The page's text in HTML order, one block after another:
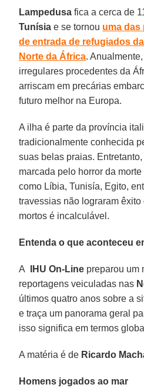
Lampedusa fica a cerca de
Tunísia e se tornou uma
de entrada de refugiados
Norte da África.
irregulares procedentes da
arriscam em precárias
futuro melhor na Europa.
A ilha é parte da província
tradicionalmente conhecida
suas belas praias.
marcada pelo horror da
como Líbia, Tunisía, Egito,
travessias não lograram
mortos é incalculável.
Entenda o que aconteceu
A IHU On-Line preparou um
reportagens veiculadas nas
últimos quatro anos sobre a
e traça um panorama geral
isso significa em termos
A matéria é de Ricardo
Homens jogados ao mar